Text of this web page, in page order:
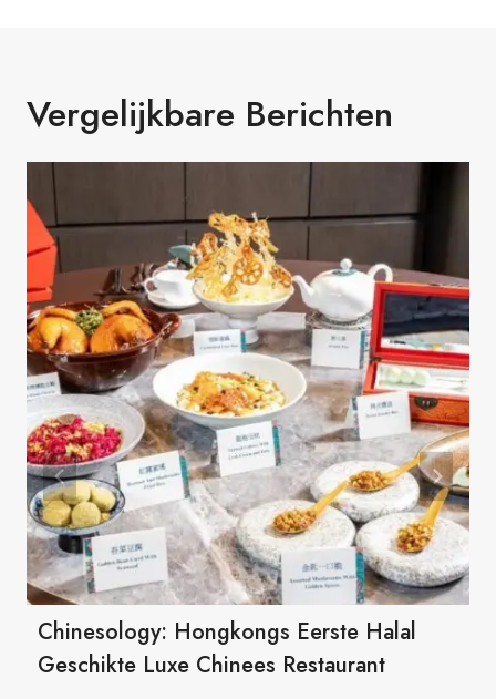
Vergelijkbare Berichten
Chinesology: Hongkongs Eerste Halal
Geschikte Luxe Chinees Restaurant